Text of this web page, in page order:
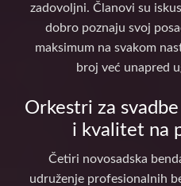
zadovoljni. Članovi su
dobro poznaju svoj
maksimum na svakom
broj već unapred
Orkestri za
i kvalitet na
Četiri novosadska
udruženje profesionalnih